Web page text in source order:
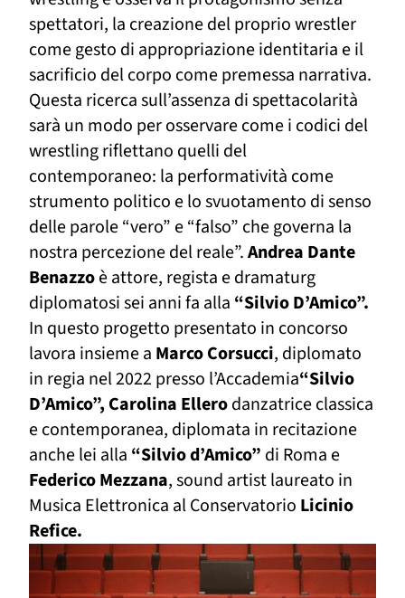
spettatori, la creazione del proprio wrestler
come gesto di appropriazione identitaria e il
sacrificio del corpo come premessa narrativa.
Questa ricerca sull’assenza di spettacolarità
sarà un modo per osservare come i codici del
wrestling riflettano quelli del
contemporaneo: la performatività come
strumento politico e lo svuotamento di senso
delle parole “vero” e “falso” che governa la
nostra percezione del reale”.Andrea Dante
Benazzoè attore, regista e dramaturg
diplomatosi sei anni fa alla “Silvio D’Amico”.
In questo progetto presentato in concorso
lavora insieme a Marco Corsucci, diplomato
in regia nel 2022 presso l’Accademia“Silvio
D’Amico”, Carolina Ellerodanzatrice classica
e contemporanea, diplomata in recitazione
anche lei alla “Silvio d’Amico” di Roma e
Federico Mezzana, sound artist laureato in
Musica Elettronica al Conservatorio Licinio
Refice.